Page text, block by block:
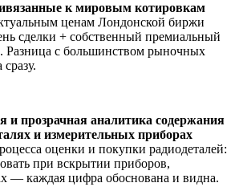
к мировым котировкам
ценам Лондонской биржи
сделки + собственный премиальный
Разница с большинством рыночных
и прозрачная аналитика содержания
и измерительных приборах
оценки и покупки радиодеталей:
при вскрытии приборов,
— каждая цифра обоснована и видна.